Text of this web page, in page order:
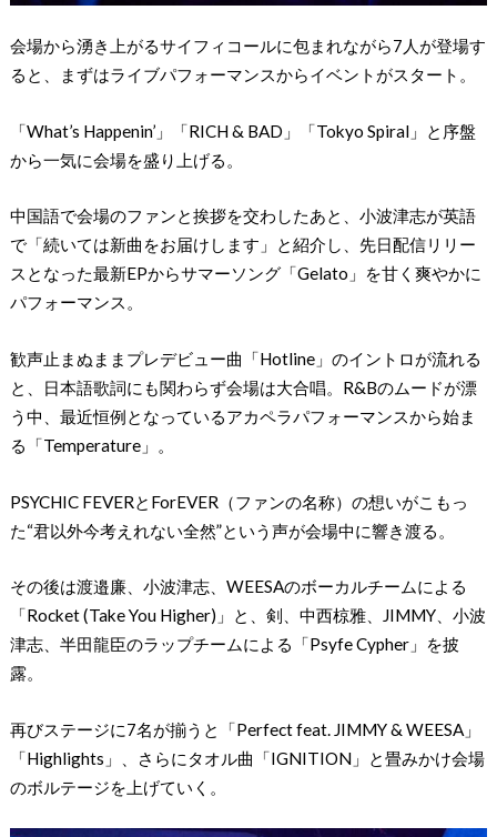
会場から湧き上がるサイフィコールに包まれながら7人が登場す
ると、まずはライブパフォーマンスからイベントがスタート。
「What’s Happenin’」「RICH & BAD」「Tokyo Spiral」と序盤
から一気に会場を盛り上げる。
中国語で会場のファンと挨拶を交わしたあと、小波津志が英語
で「続いては新曲をお届けします」と紹介し、先日配信リリー
スとなった最新EPからサマーソング「Gelato」を甘く爽やかに
パフォーマンス。
歓声止まぬままプレデビュー曲「Hotline」のイントロが流れる
と、日本語歌詞にも関わらず会場は大合唱。R&Bのムードが漂
う中、最近恒例となっているアカペラパフォーマンスから始ま
る「Temperature」。
PSYCHIC FEVERとForEVER（ファンの名称）の想いがこもっ
た“君以外今考えれない全然”という声が会場中に響き渡る。
その後は渡邉廉、小波津志、WEESAのボーカルチームによる
「Rocket (Take You Higher)」と、剣、中西椋雅、JIMMY、小波
津志、半田龍臣のラップチームによる「Psyfe Cypher」を披
露。
再びステージに7名が揃うと「Perfect feat. JIMMY & WEESA」
「Highlights」、さらにタオル曲「IGNITION」と畳みかけ会場
のボルテージを上げていく。